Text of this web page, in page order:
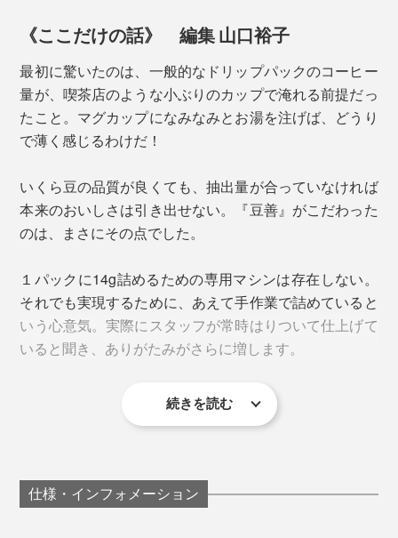
一般的なドリップパックは、賞味期限を１年半程度にす
るために窒素を充填していますが、酸化防止と同時に香
りも奪われてしまうのが実情。
『豆善』では香りを優先し、 窒素フリー でパック詰め。
賞味期限を４ヶ月としています。
エチオピア産の中でも最上位規格のG1グレードで、華
やか系コーヒーの代表格。
感のある後味が特徴。『豆善』には、エチオピアだけを
飲み続けるコアなファンも多数。
3. インドネシア マンダリン ビンタンリマ
お湯を沸かしてから分量を計るよりも、いつも使ってい
る カップのどの辺りが200mlなのか、あらかじめ確認し
ておくのがおすすめです。
沸騰したてのお湯で抽出すると、えぐみや雑味が出やす
く、繊細な香りが飛んでしまうので、火をとめて30秒〜
ウォーターサーバーのお湯でもOKです。
《ここだけの話》 編集 山口裕子
最初に驚いたのは、一般的なドリップパックのコーヒー
量が、喫茶店のような小ぶりのカップで淹れる前提だっ
たこと。マグカップになみなみとお湯を注げば、どうり
で薄く感じるわけだ！
いくら豆の品質が良くても、抽出量が合っていなければ
本来のおいしさは引き出せない。『豆善』がこだわった
のは、まさにその点でした。
１パックに14g詰めるための専用マシンは存在しない。
それでも実現するために、あえて手作業で詰めていると
いう心意気。実際にスタッフが常時はりついて仕上げて
いると聞き、ありがたみがさらに増します。
写真では伝わりにくいかもしれませんが、パックからコ
続きを読む
仕様・インフォメーション